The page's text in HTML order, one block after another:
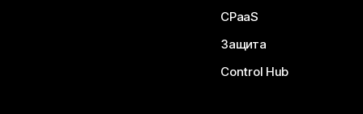
CPaaS
Защита
Control Hub